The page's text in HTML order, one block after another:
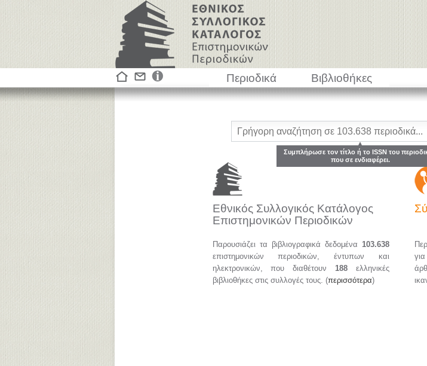
Περιοδικά Βιβλιοθήκες
Εθνικός Συλλογικός Κατάλογος
Επιστημονικών Περιοδικών
Παρουσιάζει τα βιβλιογραφικά δεδομένα 103.638
επιστημονικών περιοδικών, έντυπων και
ηλεκτρονικών, που διαθέτουν 188ελληνικές
βιβλιοθήκες στις συλλογές τους. (περισσότερα)
Συμπλήρωσε τον τίτλο ή το ISSN του
που σε ενδιαφέρει.